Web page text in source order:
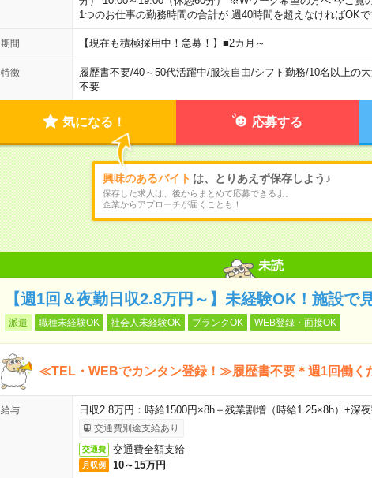
1つのお仕事の勤務時間の合計が 週40時間を超えなければOKで
期間 【現在も積極採用中！急募！】■2カ月～
特徴 履歴書不要/40～50代活躍中/服装自由/シフト勤務/10名以上の
不要
気になる！ 応募する
興味のあるバイト は、とりあえず保存しよう♪
保存した求人は、後からまとめて応募できるよ。
企業からアプローチが届くことも！
未読
【週1回＆夜勤日収2.8万円～】未経験OK！施設で
派遣 職種未経験OK 社会人未経験OK ブランクOK WEB登録・面接OK
≪TEL・WEBでカンタン登録！≫履歴書不要＊週1回働く
給与 日収2.8万円：時給1500円×8h＋残業割増（時給1.25×8h）+深夜
交通費別途支給あり
交通費 交通費全額支給
月収例 10～15万円